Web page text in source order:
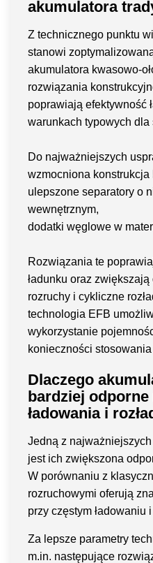
akumulatora
Z technicznego punktu
stanowi
akumulatora kwasowo-
rozwiązania
poprawiają efektywność
warunkach typowych dla
Do najważniejszych
wzmocniona konstrukcja
ulepszone separatory o
wewnętrznym,
dodatki węglowe w
Rozwiązania te
ładunku oraz
rozruchy i cykliczne
technologia EFB
wykorzystanie
konieczności
Dlaczego
bardziej odporne
ładowania i
Jedną z
jest ich zwiększona
W porównaniu z
rozruchowymi oferują
przy częstym ładowaniu
Za lepsze parametry
m.in. następujące